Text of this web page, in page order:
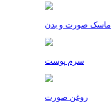
ماسک صورت و بدن
سرم پوست
روغن صورت